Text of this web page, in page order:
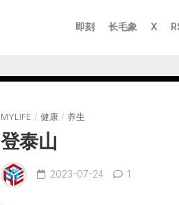
即刻 长毛象 X
MYLIFE / 健康 / 养生
登泰山
2023-07-24 1